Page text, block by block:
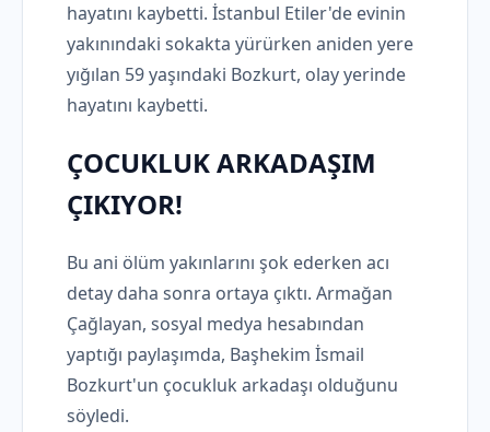
hayatını kaybetti. İstanbul Etiler'de evinin
yakınındaki sokakta yürürken aniden yere
yığılan 59 yaşındaki Bozkurt, olay yerinde
hayatını kaybetti.
ÇOCUKLUK ARKADAŞIM
ÇIKIYOR!
Bu ani ölüm yakınlarını şok ederken acı
detay daha sonra ortaya çıktı. Armağan
Çağlayan, sosyal medya hesabından
yaptığı paylaşımda, Başhekim İsmail
Bozkurt'un çocukluk arkadaşı olduğunu
söyledi.